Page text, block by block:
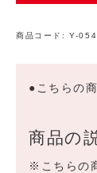
商品コード:Y-054
●こちらの
商品の
※こちらの